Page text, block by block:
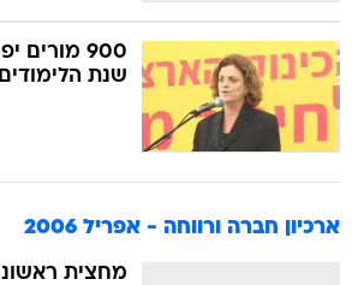
900
שנת הלימודים
ארכיון חברה ורווחה - אפריל 2006
מחצית